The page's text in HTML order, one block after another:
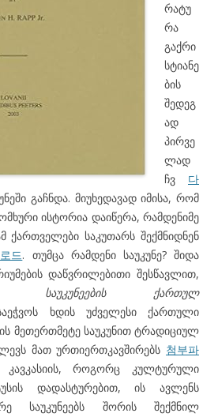
რატუ
რა
გაქრი
სტიანე
ბის
შედეგ
ად
პირვე
ლად
ჩვ 다
გაჩნდა. მიუხედავად იმისა, რომ
ისტორია დაიწერა, რამდენიმე
ქართველები საკუთარს შექმნიდნენ
드. თუმცა რამდენი საუკუნე? შიდა
დაწვრილებითი შესწავლით,
საუკუნეების ქართულ
ხდის უძველესი ქართული
მეთერთმეტე საუკუნით ტრადიციულ
მათ ურთიერთკავშირებს 첨부파
კავკასიის, როგორც კულტურული
დადასტურებით, ის ავლენს
საუკუნეებს შორის შექმნილ